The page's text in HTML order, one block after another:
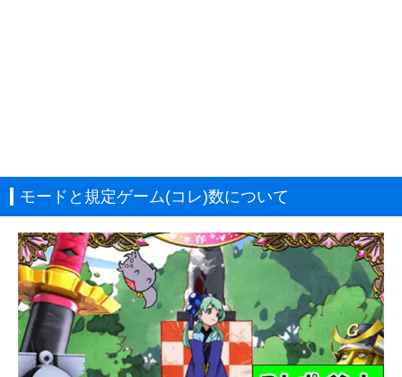
モードと規定ゲーム(コレ)数について